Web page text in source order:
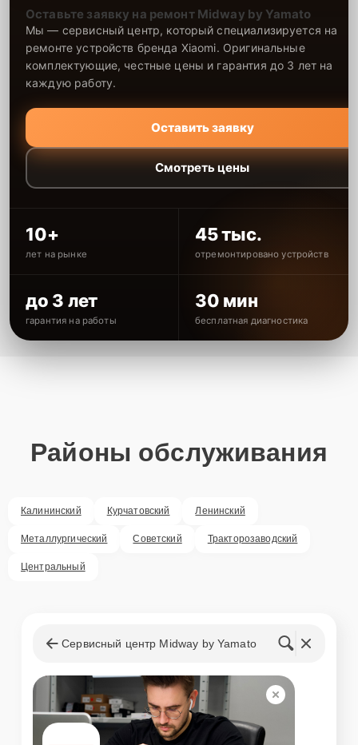
Оставьте заявку на ремонт Midway by Yamato
Мы — сервисный центр, который специализируется на
ремонте устройств бренда Xiaomi. Оригинальные
комплектующие, честные цены и гарантия до 3 лет на
каждую работу.
Оставить заявку
Смотреть цены
10+
лет на рынке
45 тыс.
отремонтировано устройств
до 3 лет
гарантия на работы
30 мин
бесплатная диагностика
Районы обслуживания
Калининский Курчатовский Ленинский
Металлургический Советский Тракторозаводский
Центральный
Сервисный центр Midway by Yamato